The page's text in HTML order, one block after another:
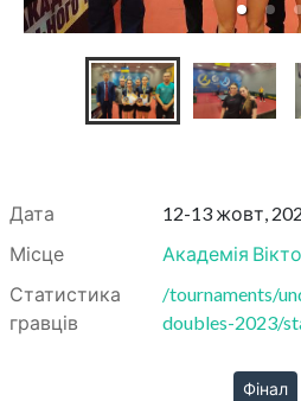
Дата
12-13 жовт,
Місце
Академія
Статистика
гравців
/tournaments/
doubles-2023/
Фінал